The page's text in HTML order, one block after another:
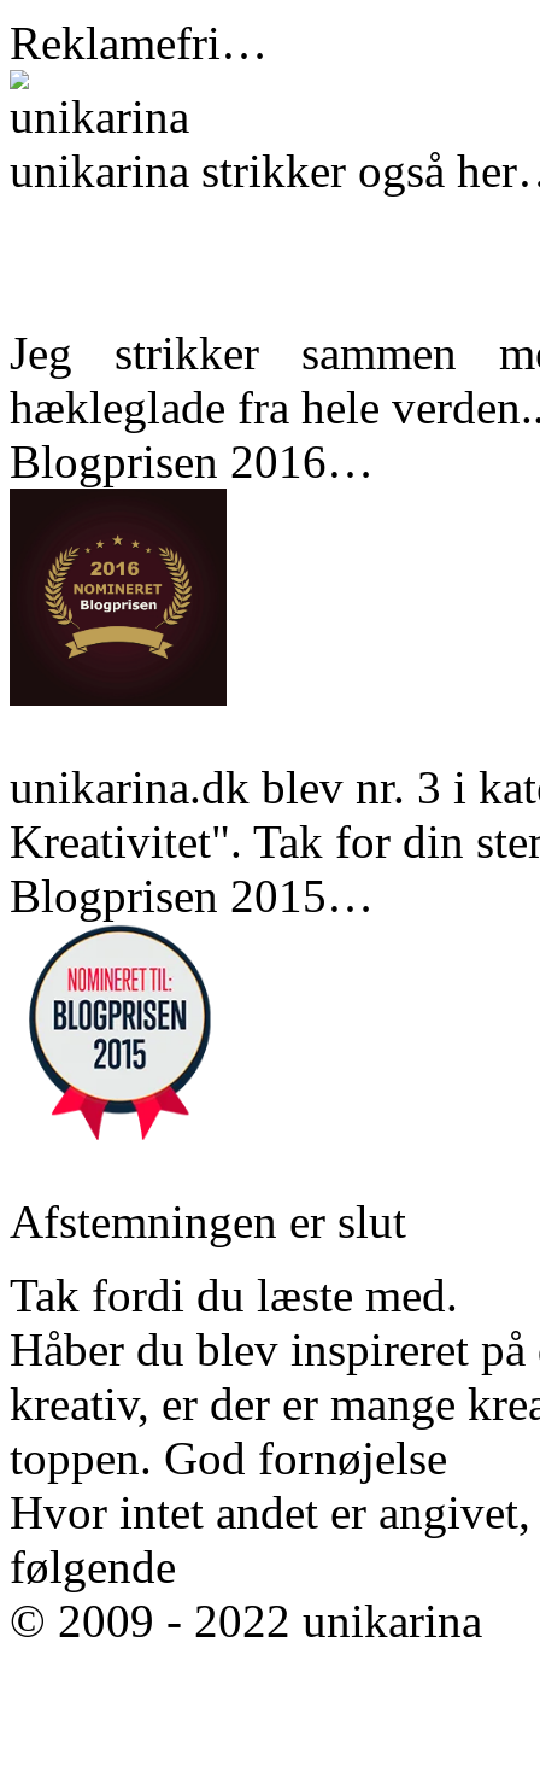
Reklamefri…
unikarina strikker også
Jeg strikker sammen
hækleglade fra hele
Blogprisen 2016…
unikarina.dk blev nr. 3 i
Kreativitet". Tak for din
Blogprisen 2015…
Afstemningen er slut
Tak fordi du læste med.
Håber du blev inspireret
kreativ, er der er mange
toppen. God fornøjelse
Hvor intet andet er
følgende
© 2009 - 2022 unikarina